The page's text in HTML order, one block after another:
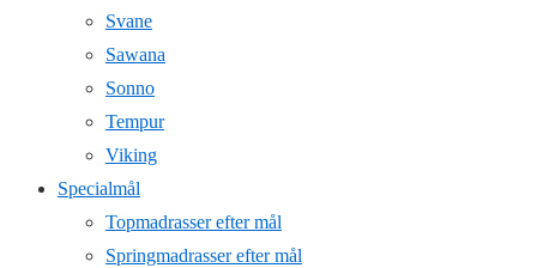
Svane
Sawana
Sonno
Tempur
Viking
Specialmål
Topmadrasser efter mål
Springmadrasser efter mål